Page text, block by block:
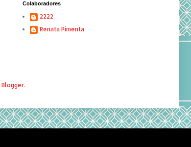
Colaboradores
2222
Renata Pimenta
Blogger.